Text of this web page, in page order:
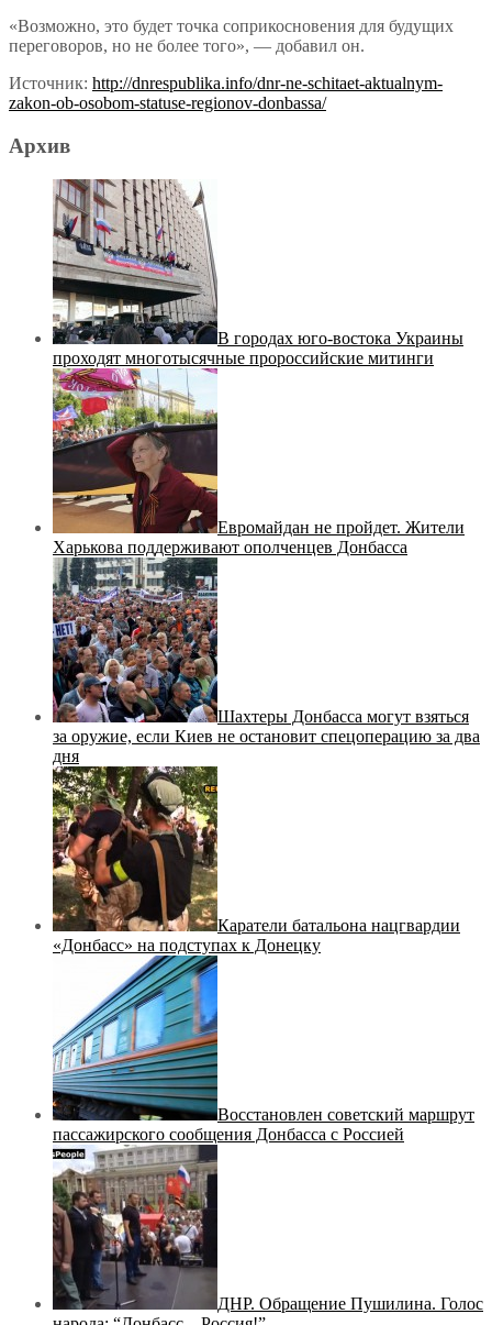
«Возможно, это будет точка соприкосновения для будущих
переговоров, но не более того», — добавил он.
Источник: http://dnrespublika.info/dnr-ne-schitaet-aktualnym-
zakon-ob-osobom-statuse-regionov-donbassa/
Архив
В городах юго-востока Украины
проходят многотысячные пророссийские митинги
Евромайдан не пройдет. Жители
Харькова поддерживают ополченцев Донбасса
Шахтеры Донбасса могут взяться
за оружие, если Киев не остановит спецоперацию за два
дня
Каратели батальона нацгвардии
«Донбасс» на подступах к Донецку
Восстановлен советский маршрут
пассажирского сообщения Донбасса с Россией
ДНР. Обращение Пушилина. Голос